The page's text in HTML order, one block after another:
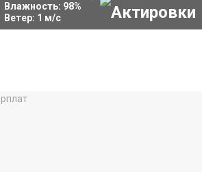
Влажность: 98%
Ветер: 1 м/с